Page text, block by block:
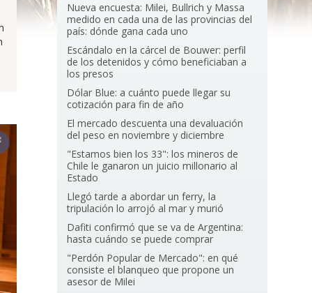
Nueva encuesta: Milei, Bullrich y Massa
medido en cada una de las provincias del
país: dónde gana cada uno
Escándalo en la cárcel de Bouwer: perfil
de los detenidos y cómo beneficiaban a
los presos
Dólar Blue: a cuánto puede llegar su
cotización para fin de año
El mercado descuenta una devaluación
del peso en noviembre y diciembre
"Estamos bien los 33": los mineros de
Chile le ganaron un juicio millonario al
Estado
Llegó tarde a abordar un ferry, la
tripulación lo arrojó al mar y murió
Dafiti confirmó que se va de Argentina:
hasta cuándo se puede comprar
"Perdón Popular de Mercado": en qué
consiste el blanqueo que propone un
asesor de Milei